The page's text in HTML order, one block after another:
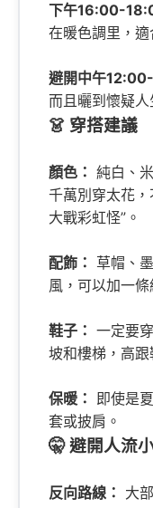
下午16:00-
在暖色調里，適
避開中午
而且曬到懷疑人
👗 穿搭建議
顏色： 純白、
千萬別穿太花
大戰彩虹怪”。
配飾： 草帽、
風，可以加一條
鞋子： 一定要
坡和樓梯，高跟
保暖： 即使是
套或披肩。
🤫 避開人流
反向路線： 大